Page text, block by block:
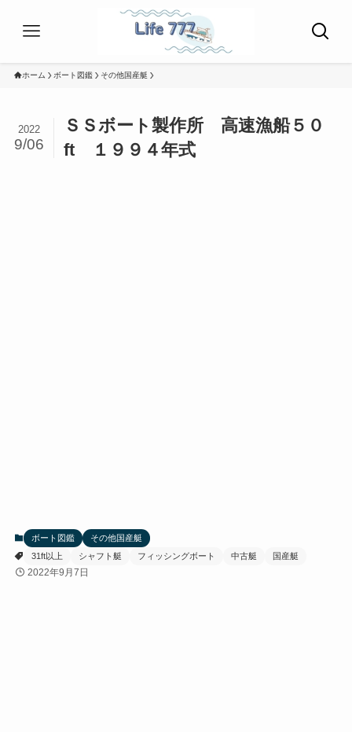
ホーム ボート図鑑 その他国産艇
ＳＳボート製作所 高速漁船５０
ft １９９４年式
2022
9/06
ボート図鑑
その他国産艇
31ft以上
シャフト艇 フィッシングボート 中古艇 国産艇
2022年9月7日